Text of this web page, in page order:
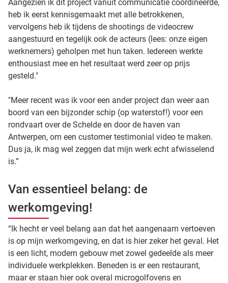
Aangezien ik dit project vanuit communicatie coördineerde,
heb ik eerst kennisgemaakt met alle betrokkenen,
vervolgens heb ik tijdens de shootings de videocrew
aangestuurd en tegelijk ook de acteurs (lees: onze eigen
werknemers) geholpen met hun taken. Iedereen werkte
enthousiast mee en het resultaat werd zeer op prijs
gesteld."
"Meer recent was ik voor een ander project dan weer aan
boord van een bijzonder schip (op waterstof!) voor een
rondvaart over de Schelde en door de haven van
Antwerpen, om een customer testimonial video te maken.
Dus ja, ik mag wel zeggen dat mijn werk echt afwisselend
is.”
Van essentieel belang: de
werkomgeving!
“Ik hecht er veel belang aan dat het aangenaam vertoeven
is op mijn werkomgeving, en dat is hier zeker het geval. Het
is een licht, modern gebouw met zowel gedeelde als meer
individuele werkplekken. Beneden is er een restaurant,
maar er staan hier ook overal microgolfovens en